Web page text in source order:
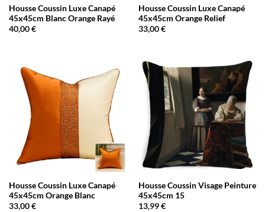
Housse Coussin Luxe Canapé
45x45cm Blanc Orange Rayé
40,00€
Housse Coussin Luxe Canapé
45x45cm Orange Relief
33,00€
Housse Coussin Luxe Canapé
45x45cm Orange Blanc
33,00€
Housse Coussin Visage Peinture
45x45cm 15
13,99€